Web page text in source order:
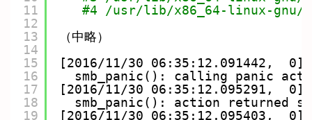
11
12
13
14
15
16
17
18
19
#4 /usr/lib/x86_64-linux-gnu/
（中略）
[2016/11/30
06:35:12.091442,
smb_panic(): calling panic
[2016/11/30
06:35:12.095291,
smb_panic(): action returned
[2016/11/30
06:35:12.095403,